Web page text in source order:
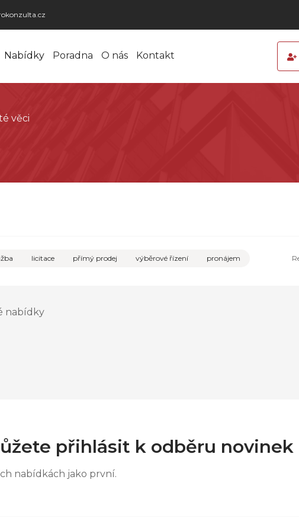
Nabídky Poradna O nás Kontakt
věci
licitace přímý prodej výběrové řízení pronájem
nabídky
přihlásit k odběru novinek
nabídkách jako první.